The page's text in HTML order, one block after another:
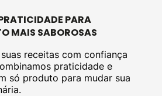
PARA
MAIS SABOROSAS
receitas com confiança
praticidade e
só produto para mudar sua